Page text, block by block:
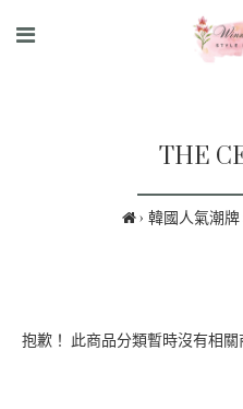
THE
韓國人氣潮牌
抱歉！ 此商品分類暫時沒有相關